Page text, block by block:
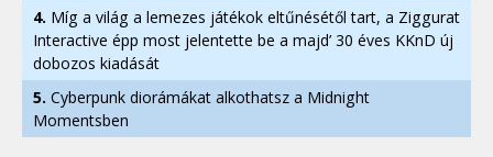
4. Míg a világ a lemezes játékok eltűnésétől tart, a Ziggurat
Interactive épp most jelentette be a majd’ 30 éves KKnD új
dobozos kiadását
5. Cyberpunk diorámákat alkothatsz a Midnight
Momentsben